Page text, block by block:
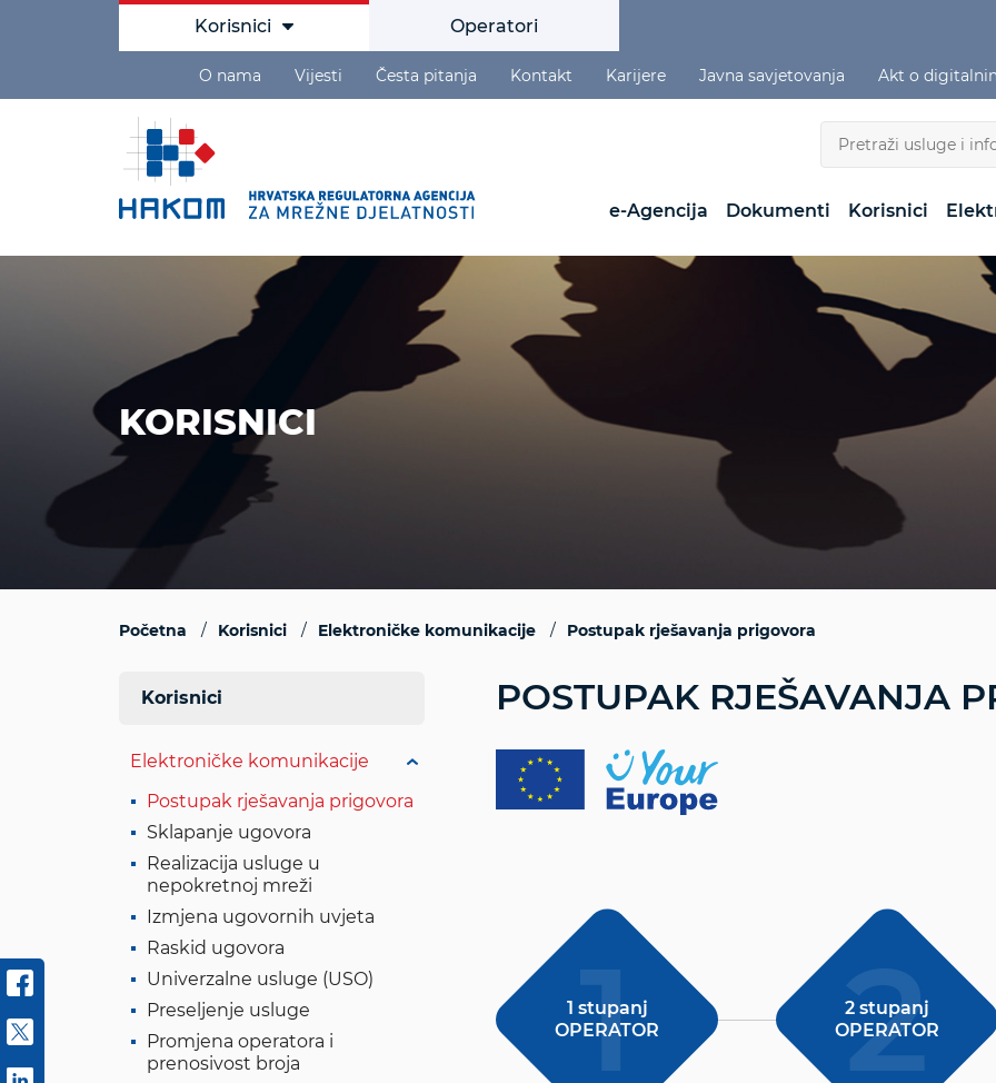
Korisnici Operatori
O nama Vijesti Česta pitanja Kontakt Karijere Javna savjetovanja Akt o
e-Agencija Dokumenti Korisnici
KORISNICI
Početna Korisnici Elektroničke komunikacije Postupak rješavanja prigovora
POSTUPAK RJEŠAVANJA
1 stupanj
OPERATOR
2 stupanj
OPERATOR
Korisnici
Elektroničke komunikacije
Postupak rješavanja prigovora
Sklapanje ugovora
Realizacija usluge u
nepokretnoj mreži
Izmjena ugovornih uvjeta
Raskid ugovora
Univerzalne usluge (USO)
Preseljenje usluge
Promjena operatora i
prenosivost broja